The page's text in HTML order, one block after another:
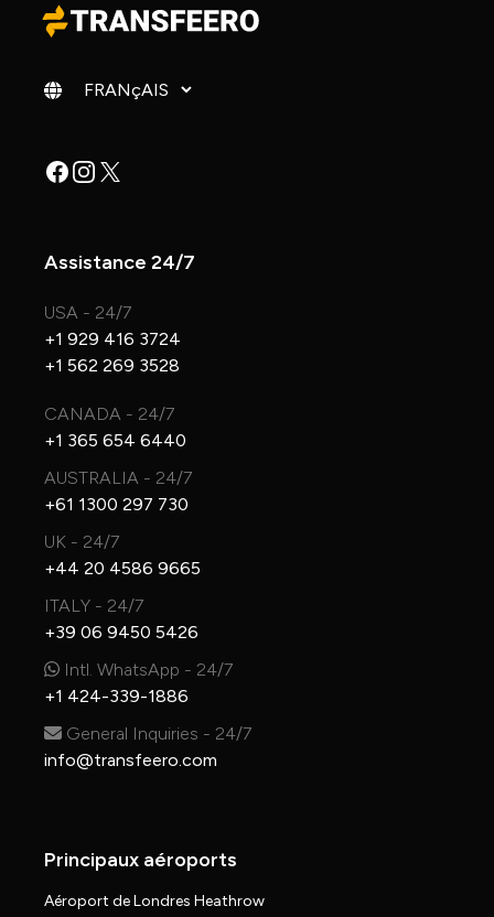
Changer de langue
Facebook
Instagram
X
Assistance 24/7
USA - 24/7
+1 929 416 3724
+1 562 269 3528
CANADA - 24/7
+1 365 654 6440
AUSTRALIA - 24/7
+61 1300 297 730
UK - 24/7
+44 20 4586 9665
ITALY - 24/7
+39 06 9450 5426
Intl. WhatsApp - 24/7
+1 424-339-1886
General Inquiries - 24/7
info@transfeero.com
Principaux aéroports
Aéroport de Londres Heathrow